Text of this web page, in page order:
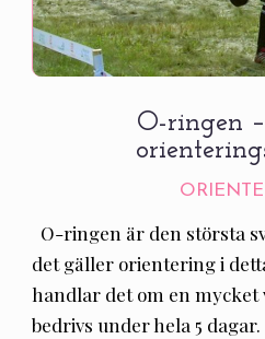
O-ringen
O-ringen är den största
det gäller orientering i
handlar det om en mycket
bedrivs under hela 5